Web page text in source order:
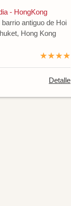
- HongKong
antiguo de Hoi
Hong Kong
★★★★
Detalle